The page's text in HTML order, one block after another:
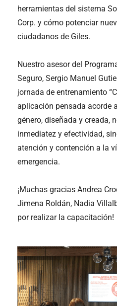
herramientas del sistema
Corp. y cómo potenciar
ciudadanos de Giles.
Nuestro asesor del
Seguro, Sergio Manuel
jornada de entrenamiento
aplicación pensada acorde
género, diseñada y creada,
inmediatez y efectividad,
atención y contención a la
emergencia.
¡Muchas gracias Andrea
Jimena Roldán, Nadia
por realizar la capacitación!